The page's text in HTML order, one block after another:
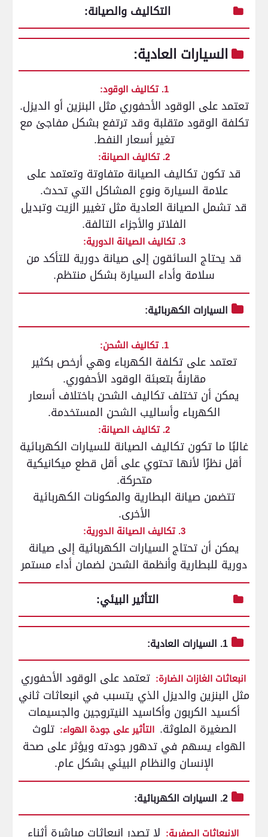
التكاليف والصيانة:
السيارات العادية:
1. تكاليف الوقود:
تعتمد على الوقود الأحفوري مثل البنزين أو الديزل.
تكلفة الوقود متقلبة وقد ترتفع بشكل مفاجئ مع
تغير أسعار النفط.
2. تكاليف الصيانة:
قد تكون تكاليف الصيانة متفاوتة وتعتمد على
علامة السيارة ونوع المشاكل التي تحدث.
قد تشمل الصيانة العادية مثل تغيير الزيت وتبديل
الفلاتر والأجزاء التالفة.
3. تكاليف الصيانة الدورية:
قد يحتاج السائقون إلى صيانة دورية للتأكد من
سلامة وأداء السيارة بشكل منتظم.
السيارات الكهربائية:
1. تكاليف الشحن:
تعتمد على تكلفة الكهرباء وهي أرخص بكثير
مقارنةً بتعبئة الوقود الأحفوري.
يمكن أن تختلف تكاليف الشحن باختلاف أسعار
الكهرباء وأساليب الشحن المستخدمة.
2. تكاليف الصيانة:
غالبًا ما تكون تكاليف الصيانة للسيارات الكهربائية
أقل نظرًا لأنها تحتوي على أقل قطع ميكانيكية
متحركة.
تتضمن صيانة البطارية والمكونات الكهربائية
الأخرى.
3. تكاليف الصيانة الدورية:
يمكن أن تحتاج السيارات الكهربائية إلى صيانة
دورية للبطارية وأنظمة الشحن لضمان أداء مستمر
التأثير البيئي:
1. السيارات العادية:
انبعاثات الغازات الضارة: تعتمد على الوقود الأحفوري
مثل البنزين والديزل الذي يتسبب في انبعاثات ثاني
أكسيد الكربون وأكاسيد النيتروجين والجسيمات
الصغيرة الملوثة. التأثير على جودة الهواء: تلوث
الهواء يسهم في تدهور جودته ويؤثر على صحة
الإنسان والنظام البيئي بشكل عام.
2. السيارات الكهربائية: